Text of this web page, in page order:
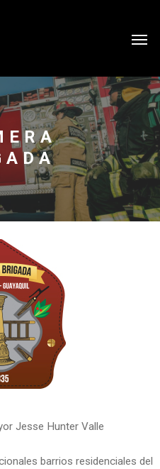
Jesse Hunter Valle
barrios residenciales del